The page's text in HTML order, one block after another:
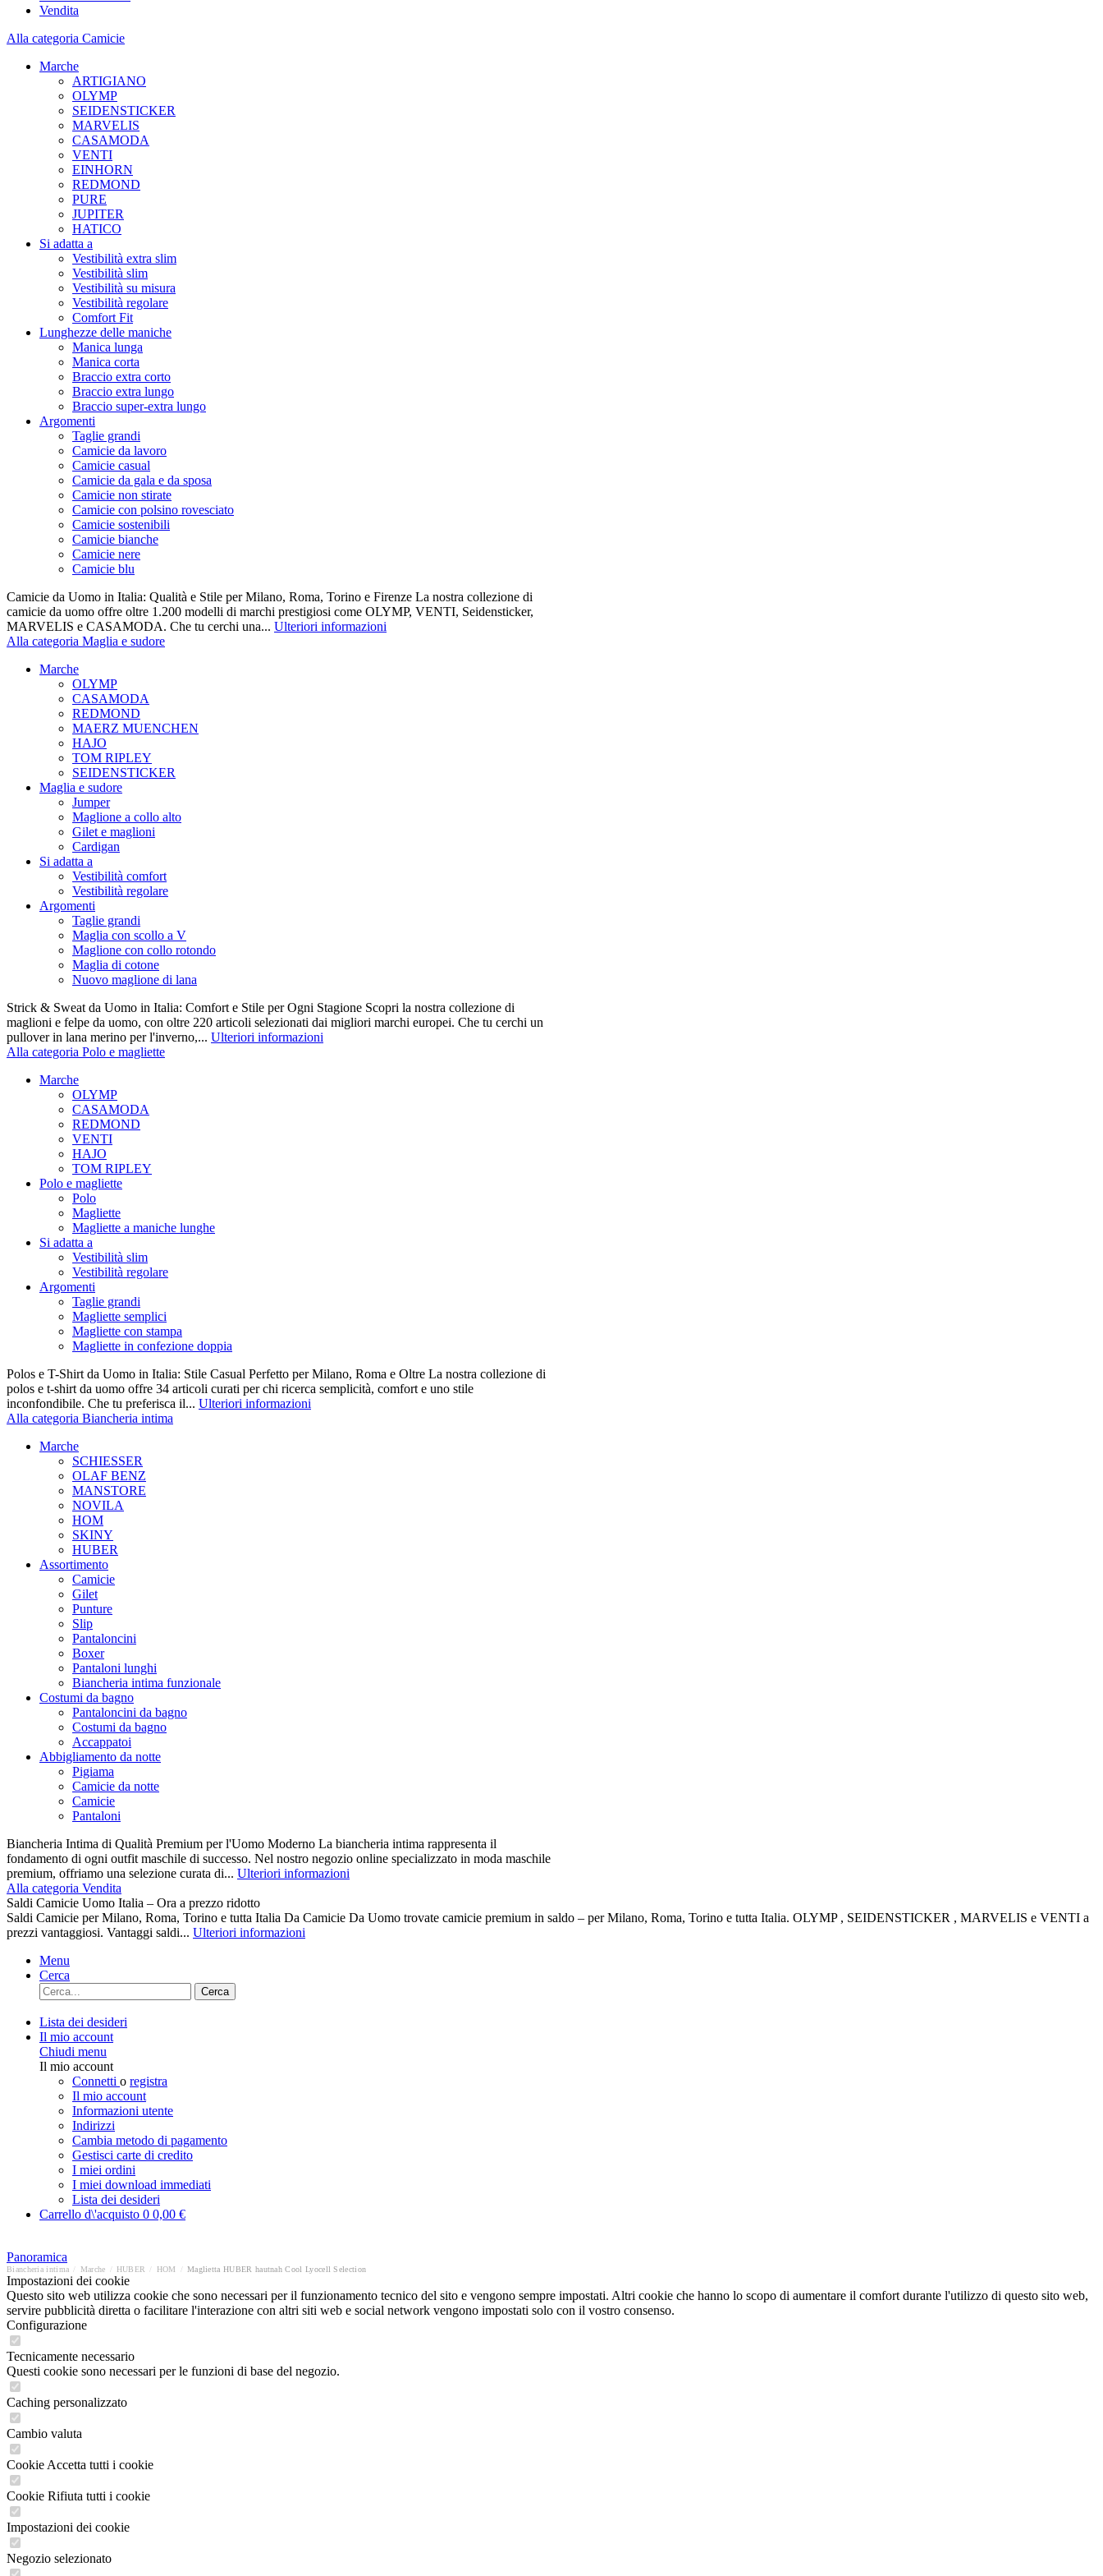
Vendita
Alla categoria Camicie
Marche
ARTIGIANO
OLYMP
SEIDENSTICKER
MARVELIS
CASAMODA
VENTI
EINHORN
REDMOND
PURE
JUPITER
HATICO
Si adatta a
Vestibilità extra slim
Vestibilità slim
Vestibilità su misura
Vestibilità regolare
Comfort Fit
Lunghezze delle maniche
Manica lunga
Manica corta
Braccio extra corto
Braccio extra lungo
Braccio super-extra lungo
Argomenti
Taglie grandi
Camicie da lavoro
Camicie casual
Camicie da gala e da sposa
Camicie non stirate
Camicie con polsino rovesciato
Camicie sostenibili
Camicie bianche
Camicie nere
Camicie blu
Camicie da Uomo in Italia: Qualità e Stile per Milano, Roma, Torino e Firenze La nostra collezione di
camicie da uomo offre oltre 1.200 modelli di marchi prestigiosi come OLYMP, VENTI, Seidensticker,
MARVELIS e CASAMODA. Che tu cerchi una... Ulteriori informazioni
Alla categoria Maglia e sudore
Marche
OLYMP
CASAMODA
REDMOND
MAERZ MUENCHEN
HAJO
TOM RIPLEY
SEIDENSTICKER
Maglia e sudore
Jumper
Maglione a collo alto
Gilet e maglioni
Cardigan
Si adatta a
Vestibilità comfort
Vestibilità regolare
Argomenti
Taglie grandi
Maglia con scollo a V
Maglione con collo rotondo
Maglia di cotone
Nuovo maglione di lana
Strick & Sweat da Uomo in Italia: Comfort e Stile per Ogni Stagione Scopri la nostra collezione di
maglioni e felpe da uomo, con oltre 220 articoli selezionati dai migliori marchi europei. Che tu cerchi un
pullover in lana merino per l'inverno,... Ulteriori informazioni
Alla categoria Polo e magliette
Marche
OLYMP
CASAMODA
REDMOND
VENTI
HAJO
TOM RIPLEY
Polo e magliette
Polo
Magliette
Magliette a maniche lunghe
Si adatta a
Vestibilità slim
Vestibilità regolare
Argomenti
Taglie grandi
Magliette semplici
Magliette con stampa
Magliette in confezione doppia
Polos e T-Shirt da Uomo in Italia: Stile Casual Perfetto per Milano, Roma e Oltre La nostra collezione di
polos e t-shirt da uomo offre 34 articoli curati per chi ricerca semplicità, comfort e uno stile
inconfondibile. Che tu preferisca il... Ulteriori informazioni
Alla categoria Biancheria intima
Marche
SCHIESSER
OLAF BENZ
MANSTORE
NOVILA
HOM
SKINY
HUBER
Assortimento
Camicie
Gilet
Punture
Slip
Pantaloncini
Boxer
Pantaloni lunghi
Biancheria intima funzionale
Costumi da bagno
Pantaloncini da bagno
Costumi da bagno
Accappatoi
Abbigliamento da notte
Pigiama
Camicie da notte
Camicie
Pantaloni
Biancheria Intima di Qualità Premium per l'Uomo Moderno La biancheria intima rappresenta il
fondamento di ogni outfit maschile di successo. Nel nostro negozio online specializzato in moda maschile
premium, offriamo una selezione curata di... Ulteriori informazioni
Alla categoria Vendita
Saldi Camicie Uomo Italia – Ora a prezzo ridotto
Saldi Camicie per Milano, Roma, Torino e tutta Italia Da Camicie Da Uomo trovate camicie premium in saldo – per Milano, Roma, Torino e tutta Italia. OLYMP , SEIDENSTICKER , MARVELIS e VENTI a
prezzi vantaggiosi. Vantaggi saldi... Ulteriori informazioni
Menu
Cerca
Cerca
Lista dei desideri
Il mio account
Chiudi menu
Il mio account
Connetti o registra
Il mio account
Informazioni utente
Indirizzi
Cambia metodo di pagamento
Gestisci carte di credito
I miei ordini
I miei download immediati
Lista dei desideri
Carrello d\'acquisto 0 0,00 €
Panoramica
Biancheria intima Marche HUBER HOM Maglietta HUBER hautnah Cool Lyocell Selection
Impostazioni dei cookie
Questo sito web utilizza cookie che sono necessari per il funzionamento tecnico del sito e vengono sempre impostati. Altri cookie che hanno lo scopo di aumentare il comfort durante l'utilizzo di questo sito web,
servire pubblicità diretta o facilitare l'interazione con altri siti web e social network vengono impostati solo con il vostro consenso.
Configurazione
Tecnicamente necessario
Questi cookie sono necessari per le funzioni di base del negozio.
Caching personalizzato
Cambio valuta
Cookie Accetta tutti i cookie
Cookie Rifiuta tutti i cookie
Impostazioni dei cookie
Negozio selezionato